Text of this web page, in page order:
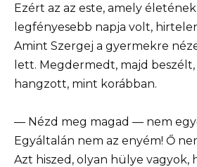
Ezért az az este, amely
legfényesebb napja volt,
Amint Szergej a gyermekre
lett. Megdermedt, majd
hangzott, mint korábban.
— Nézd meg magad — nem
Egyáltalán nem az enyém! Ő
Azt hiszed, olyan hülye vagyok,